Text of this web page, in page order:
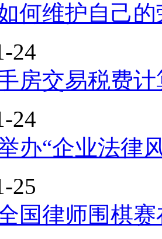
何维护自己
24
房交易税费
24
办“企业法律
25
国律师围棋